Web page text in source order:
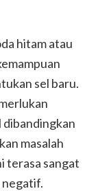
hitam atau
sel baru.
dibandingkan
masalah
terasa sangat
negatif.